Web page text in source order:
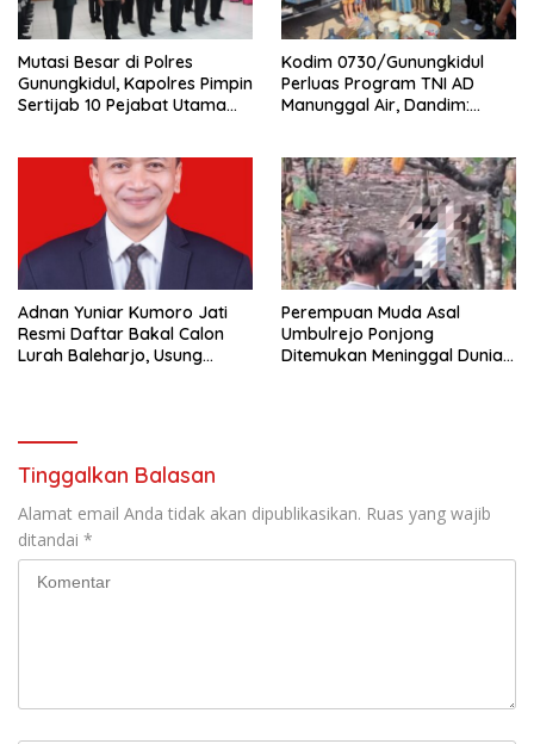
Mutasi Besar di Polres
Gunungkidul, Kapolres Pimpin
Sertijab 10 Pejabat Utama
Kodim 0730/Gunungkidul
Perluas Program TNI AD
Manunggal Air, Dandim:
Adnan Yuniar Kumoro Jati
Resmi Daftar Bakal Calon
Lurah Baleharjo, Usung
Perempuan Muda Asal
Umbulrejo Ponjong
Ditemukan Meninggal Dunia
Tinggalkan Balasan
Alamat email Anda tidak akan dipublikasikan. Ruas yang wajib
ditandai *